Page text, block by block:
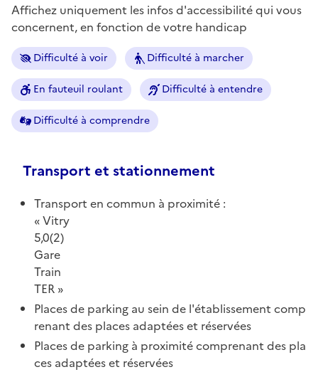
Affichez uniquement les infos d'accessibilité qui vous
concernent, en fonction de votre handicap
Difficulté à voir Difficulté à marcher
En fauteuil roulant Difficulté à entendre
Difficulté à comprendre
Transport et stationnement
Transport en commun à proximité :
Vitry
5,0(2)
Gare
Train
TER
Places de parking au sein de l'établissement comp
renant des places adaptées et réservées
Places de parking à proximité comprenant des pla
ces adaptées et réservées